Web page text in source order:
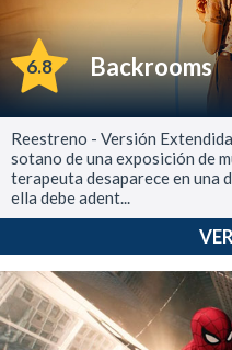
6.8 Backrooms
Reestreno - Versión
sotano de una exposición de
terapeuta desaparece en una
ella debe adent...